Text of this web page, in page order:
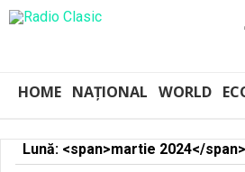
HOME NAȚIONAL WORLD
Lună: <span>martie 2024</span>